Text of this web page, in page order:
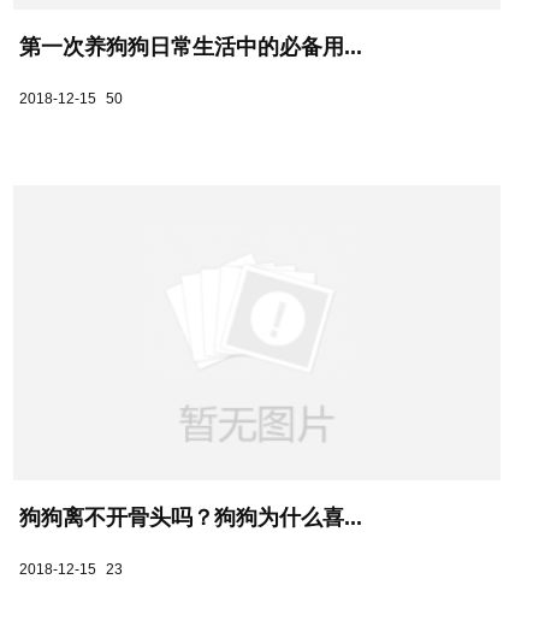
第一次养狗狗日常生活中的必备用...
2018-12-15 50
狗狗离不开骨头吗？狗狗为什么喜...
2018-12-15 23